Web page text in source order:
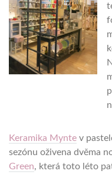
Keramika Mynte v
sezónu oživena dvěma
Green, která toto léto